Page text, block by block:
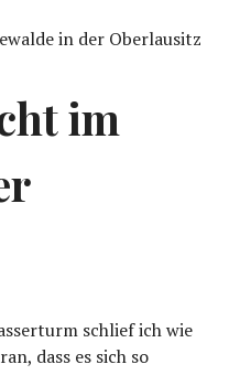
im
schlief ich wie
dass es sich so